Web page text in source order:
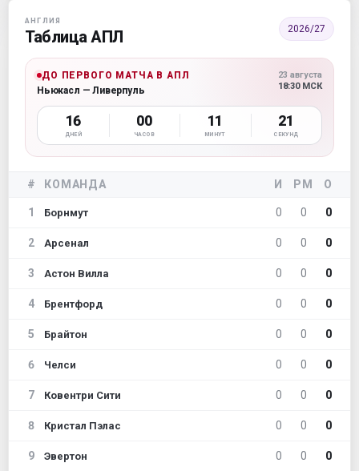
АНГЛИЯ
Таблица АПЛ 2026/27
ДО ПЕРВОГО МАТЧА В АПЛ
Ньюкасл — Ливерпуль
23 августа
18:30 МСК
16
ДНЕЙ
00
ЧАСОВ
11
МИНУТ
20
СЕКУНД
# КОМАНДА И РМ О
1 Борнмут 0 0 0
2 Арсенал 0 0 0
3 Астон Вилла 0 0 0
4 Брентфорд 0 0 0
5 Брайтон 0 0 0
6 Челси 0 0 0
7 Ковентри Сити 0 0 0
8 Кристал Пэлас 0 0 0
9 Эвертон 0 0 0